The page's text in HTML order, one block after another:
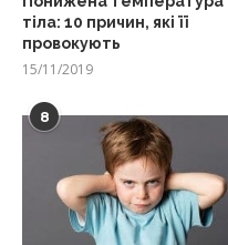
тіла: 10 причин, які її
провокують
15/11/2019
8